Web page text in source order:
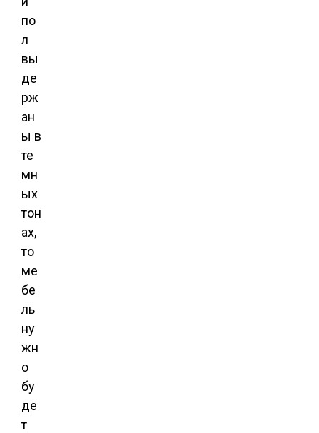
по
л
вы
де
рж
ан
ы в
те
мн
ых
тон
ах,
то
ме
бе
ль
ну
жн
о
бу
де
т